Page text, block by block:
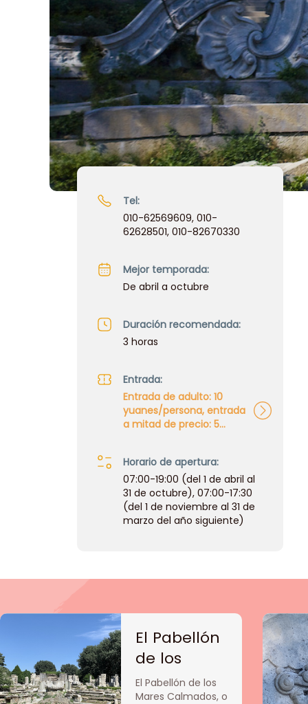
Tel:
010-62569609, 010-
62628501, 010-82670330
Mejor temporada:
De abril a octubre
Duración recomendada:
3 horas
Entrada:
Entrada de adulto: 10
yuanes/persona, entrada
a mitad de precio: 5
yuanes/persona, pase a
mitad de precio: 10
yuanes/persona. Método
de compra de entradas:
mini programa de
Horario de apertura:
07:00-19:00 (del 1 de abril al
31 de octubre), 07:00-17:30
(del 1 de noviembre al 31 de
marzo del año siguiente)
El Pabellón
de los
Mares
Calmados
El Pabellón de los
Mares Calmados, o